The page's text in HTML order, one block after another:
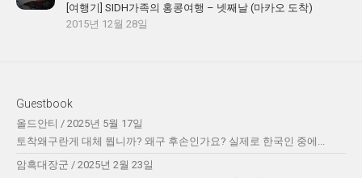
[여행기] SIDH가족의 홍콩여행 – 넷째날 (마카오 도착)
2015년 12월 28일
Guestbook
올드안티 / 2025년 5월 17일
토착왜구란게 대체 뭡니까? 왜구 후손인가요? 실제로 한국인 중에...
암흑대장군 / 2025년 2월 23일